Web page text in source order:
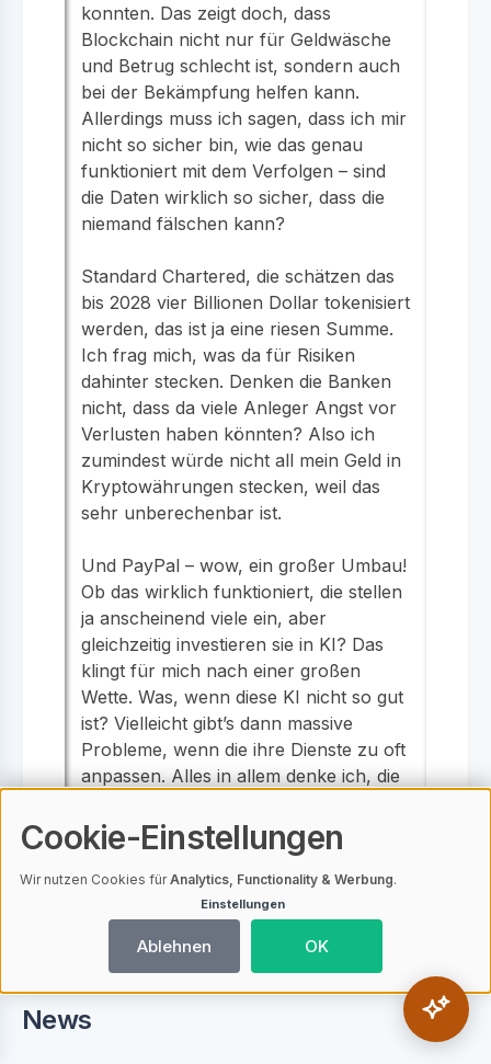
konnten. Das zeigt doch, dass
Blockchain nicht nur für Geldwäsche
und Betrug schlecht ist, sondern auch
bei der Bekämpfung helfen kann.
Allerdings muss ich sagen, dass ich mir
nicht so sicher bin, wie das genau
funktioniert mit dem Verfolgen – sind
die Daten wirklich so sicher, dass die
niemand fälschen kann?
Standard Chartered, die schätzen das
bis 2028 vier Billionen Dollar tokenisiert
werden, das ist ja eine riesen Summe.
Ich frag mich, was da für Risiken
dahinter stecken. Denken die Banken
nicht, dass da viele Anleger Angst vor
Verlusten haben könnten? Also ich
zumindest würde nicht all mein Geld in
Kryptowährungen stecken, weil das
sehr unberechenbar ist.
Und PayPal – wow, ein großer Umbau!
Ob das wirklich funktioniert, die stellen
ja anscheinend viele ein, aber
gleichzeitig investieren sie in KI? Das
klingt für mich nach einer großen
Wette. Was, wenn diese KI nicht so gut
ist? Vielleicht gibt’s dann massive
Probleme, wenn die ihre Dienste zu oft
anpassen. Alles in allem denke ich, die
könnte einige interessante Wendungen
nehmen, aber ob das alles zum Guten
führt, bleibt abzuwarten!
News
Cookie-Einstellungen
Wir nutzen Cookies fürAnalytics, Functionality & Werbung.
Einstellungen
Ablehnen OK